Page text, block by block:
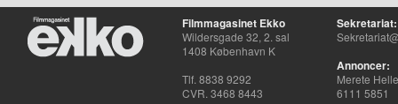
Filmmagasinet Ekko
Wildersgade 32, 2. sal
1408 København K
Tlf. 8838 9292
CVR. 3468 8443
Sekretariat:
Annoncer:
Merete
6111 5851